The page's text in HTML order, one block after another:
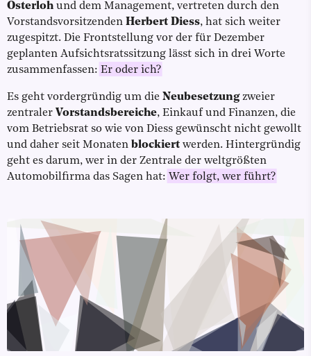
Osterloh und dem Management, vertreten durch den
Vorstandsvorsitzenden Herbert Diess, hat sich weiter
zugespitzt. Die Frontstellung vor der für Dezember
geplanten Aufsichtsratssitzung lässt sich in drei Worte
zusammenfassen: Er oder ich?
Es geht vordergründig um die Neubesetzungzweier
zentraler Vorstandsbereiche, Einkauf und Finanzen, die
vom Betriebsrat so wie von Diess gewünscht nicht gewollt
und daher seit Monaten blockiert werden. Hintergründig
geht es darum, wer in der Zentrale der weltgrößten
Automobilfirma das Sagen hat: Wer folgt, wer führt?